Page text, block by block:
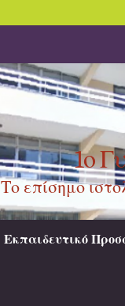
1ο
Το επίσημο
Εκπαιδευτικό